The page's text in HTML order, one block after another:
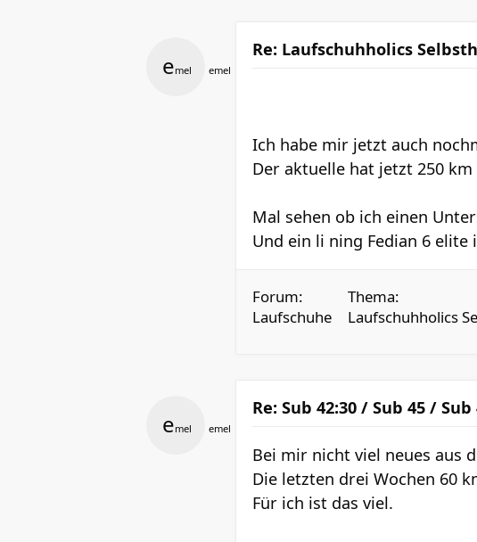
emel emel
Re: Laufschuhholics
Ich habe mir jetzt auch
Der aktuelle hat jetzt 250
Mal sehen ob ich einen
Und ein li ning Fedian 6
Forum:
Laufschuhe
Thema:
Laufschuhholics
emel emel
Re: Sub 42:30 / Sub 45 / Sub
Bei mir nicht viel neues aus
Die letzten drei Wochen 60
Für ich ist das viel.